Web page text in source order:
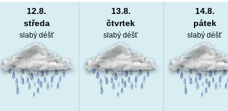
12.8.
středa
slabý déšť
13.8.
čtvrtek
slabý déšť
14.8.
pátek
slabý déšť